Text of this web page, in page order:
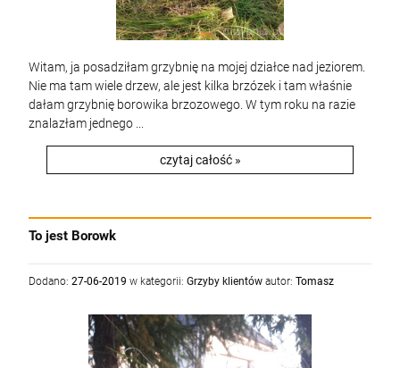
Witam, ja posadziłam grzybnię na mojej działce nad jeziorem.
Nie ma tam wiele drzew, ale jest kilka brzózek i tam właśnie
dałam grzybnię borowika brzozowego. W tym roku na razie
znalazłam jednego ...
czytaj całość »
To jest Borowk
Dodano: 27-06-2019 w kategorii: Grzyby klientów autor: Tomasz